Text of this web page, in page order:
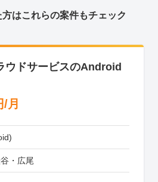
はこれらの案件もチェック
ウドサービスのAndroid
/月
・広尾